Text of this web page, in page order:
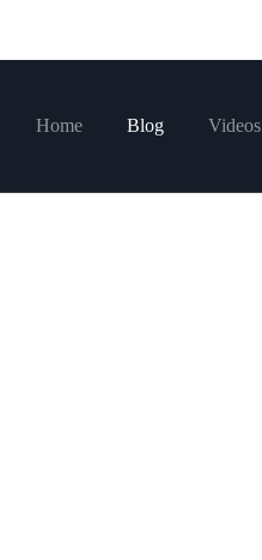
Home Blog Videos